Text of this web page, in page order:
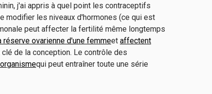
j'ai appris à quel point les contraceptifs
modifier les niveaux d'hormones (ce qui est
peut affecter la fertilité même longtemps
réserve ovarienne d'une femmeet affectent
clé de la conception. Le contrôle des
qui peut entraîner toute une série